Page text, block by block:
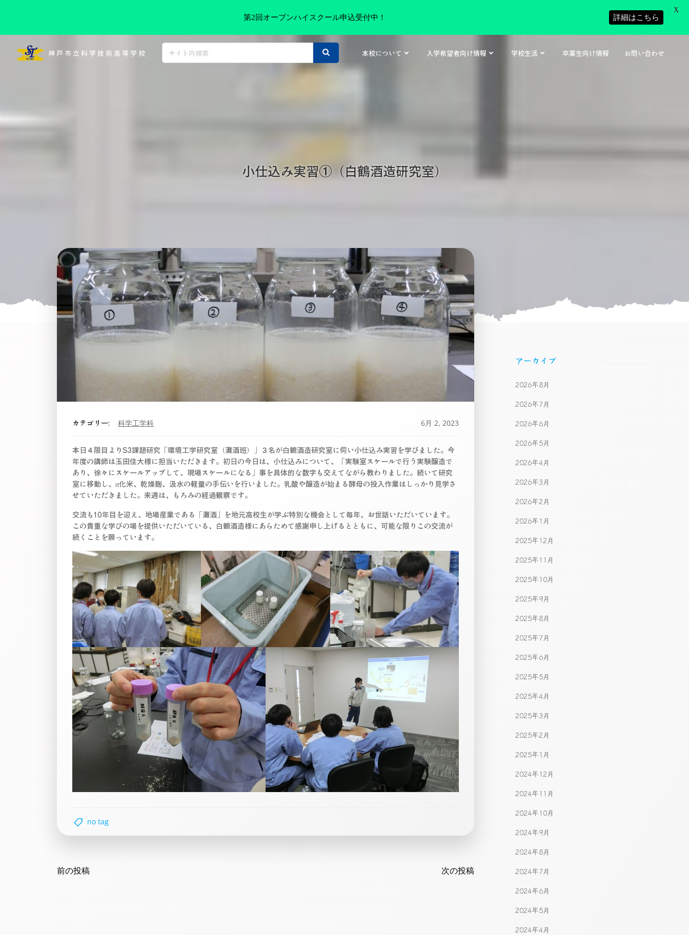
キ
ッ
神戸市立科学技術高等学校 本校について 入学希望者向け情報 学校生活 卒業生向け情報 お問い合わせ
小仕込み実習①（白鶴酒造研究室）
カテゴリー: 科学工学科 6月 2, 2023
本日４限目よりS3課題研究「環境工学研究室（灘酒班）」３名が白鶴酒造研究室に伺い小仕込み実習を学びました。今
年度の講師は玉田佳大様に担当いただきます。初日の今日は、小仕込みについて、「実験室スケールで行う実験醸造で
あり、徐々にスケールアップして、現場スケールになる」事を具体的な数字も交えてながら教わりました。続いて研究
室に移動し、α化米、乾燥麹、汲水の軽量の手伝いを行いました。乳酸や醸造が始まる酵母の投入作業はしっかり見学さ
せていただきました。来週は、もろみの経過観察です。
交流も10年目を迎え、地場産業である「灘酒」を地元高校生が学ぶ特別な機会として毎年、お世話いただいています。
この貴重な学びの場を提供いただいている、白鶴酒造様にあらためて感謝申し上げるとともに、可能な限りこの交流が
続くことを願っています。
no tag
navigation
前の投稿 navigation
次の投稿
アーカイブ
2026年8月
2026年7月
2026年6月
2026年5月
2026年4月
2026年3月
2026年2月
2026年1月
2025年12月
2025年11月
2025年10月
2025年9月
2025年8月
2025年7月
2025年6月
2025年5月
2025年4月
2025年3月
2025年2月
2025年1月
2024年12月
2024年11月
2024年10月
2024年9月
2024年8月
2024年7月
2024年6月
2024年5月
2024年4月
第2回オープンハイスクール申込受付中！ 詳細はこちら
X